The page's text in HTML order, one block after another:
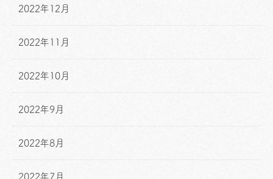
2022年12月
2022年11月
2022年10月
2022年9月
2022年8月
2022年7月